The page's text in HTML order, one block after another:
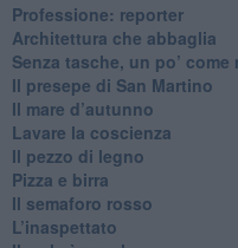
Professione: reporter
Architettura che abbaglia
​Senza tasche, un po’ come
​Il presepe di San Martino
​Il mare d’autunno
​Lavare la coscienza
​Il pezzo di legno
​Pizza e birra
​Il semaforo rosso
​L’inaspettato